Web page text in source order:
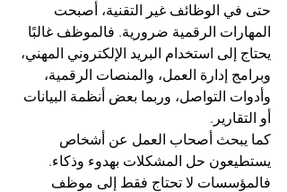
حتى في الوظائف غير التقنية، أصبحت
المهارات الرقمية ضرورية. فالموظف غالبًا
يحتاج إلى استخدام البريد الإلكتروني المهني،
وبرامج إدارة العمل، والمنصات الرقمية،
وأدوات التواصل، وربما بعض أنظمة البيانات
أو التقارير.
كما يبحث أصحاب العمل عن أشخاص
يستطيعون حل المشكلات بهدوء وذكاء.
فالمؤسسات لا تحتاج فقط إلى موظف